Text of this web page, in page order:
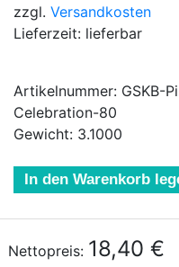
zzgl. Versandkosten
Lieferzeit: lieferbar
Artikelnummer: GSKB-
Celebration-80
Gewicht: 3.1000
In den Warenkorb
Nettopreis: 18,40 €